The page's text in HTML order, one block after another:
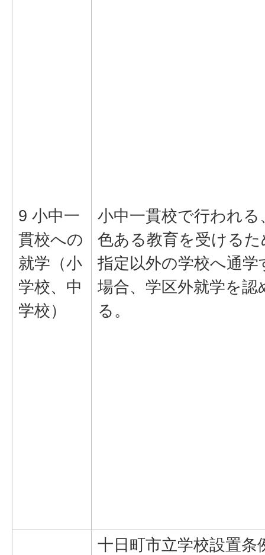
9 小中一
貫校への
就学（小
学校、中
学校）
小中一貫校で行われる
色ある教育を受けるた
指定以外の学校へ通学
場合、学区外就学を認
る。
十日町市立学校設置条